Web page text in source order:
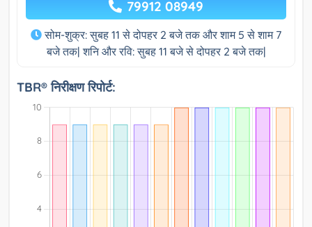
79912 08949
सोम-शुक्र: सुबह 11 से दोपहर 2 बजे तक और शाम 5 से शाम 7
बजे तक| शनि और रवि: सुबह 11 बजे से दोपहर 2 बजे तक|
TBR® निरीक्षण रिपोर्ट: